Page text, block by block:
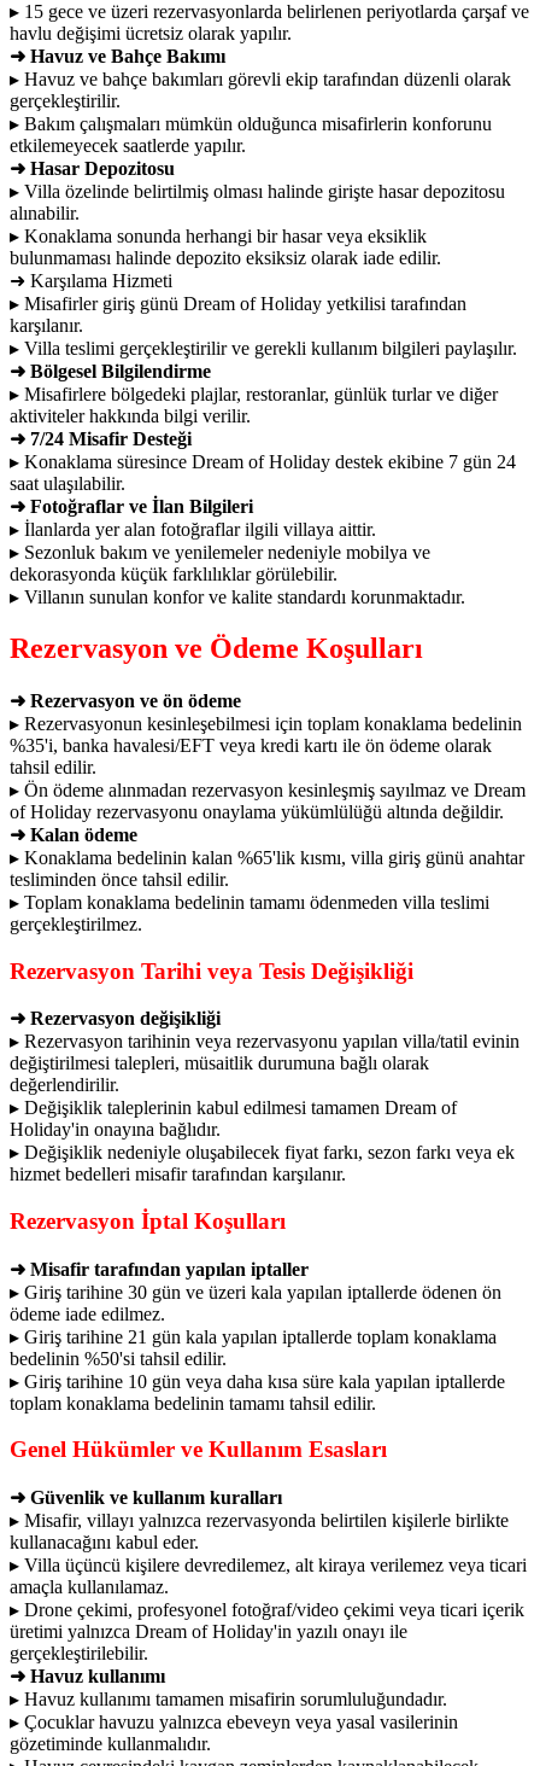
▸ 15 gece ve üzeri rezervasyonlarda belirlenen periyotlarda çarşaf ve
havlu değişimi ücretsiz olarak yapılır.
➜ Havuz ve Bahçe Bakımı
▸ Havuz ve bahçe bakımları görevli ekip tarafından düzenli olarak
gerçekleştirilir.
▸ Bakım çalışmaları mümkün olduğunca misafirlerin konforunu
etkilemeyecek saatlerde yapılır.
➜ Hasar Depozitosu
▸ Villa özelinde belirtilmiş olması halinde girişte hasar depozitosu
alınabilir.
▸ Konaklama sonunda herhangi bir hasar veya eksiklik
bulunmaması halinde depozito eksiksiz olarak iade edilir.
➜ Karşılama Hizmeti
▸ Misafirler giriş günü Dream of Holiday yetkilisi tarafından
karşılanır.
▸ Villa teslimi gerçekleştirilir ve gerekli kullanım bilgileri paylaşılır.
➜ Bölgesel Bilgilendirme
▸ Misafirlere bölgedeki plajlar, restoranlar, günlük turlar ve diğer
aktiviteler hakkında bilgi verilir.
➜ 7/24 Misafir Desteği
▸ Konaklama süresince Dream of Holiday destek ekibine 7 gün 24
saat ulaşılabilir.
➜ Fotoğraflar ve İlan Bilgileri
▸ İlanlarda yer alan fotoğraflar ilgili villaya aittir.
▸ Sezonluk bakım ve yenilemeler nedeniyle mobilya ve
dekorasyonda küçük farklılıklar görülebilir.
▸ Villanın sunulan konfor ve kalite standardı korunmaktadır.
Rezervasyon ve Ödeme Koşulları
➜ Rezervasyon ve ön ödeme
▸ Rezervasyonun kesinleşebilmesi için toplam konaklama bedelinin
%35'i, banka havalesi/EFT veya kredi kartı ile ön ödeme olarak
tahsil edilir.
▸ Ön ödeme alınmadan rezervasyon kesinleşmiş sayılmaz ve Dream
of Holiday rezervasyonu onaylama yükümlülüğü altında değildir.
➜ Kalan ödeme
▸ Konaklama bedelinin kalan %65'lik kısmı, villa giriş günü anahtar
tesliminden önce tahsil edilir.
▸ Toplam konaklama bedelinin tamamı ödenmeden villa teslimi
gerçekleştirilmez.
Rezervasyon Tarihi veya Tesis Değişikliği
➜ Rezervasyon değişikliği
▸ Rezervasyon tarihinin veya rezervasyonu yapılan villa/tatil evinin
değiştirilmesi talepleri, müsaitlik durumuna bağlı olarak
değerlendirilir.
▸ Değişiklik taleplerinin kabul edilmesi tamamen Dream of
Holiday'in onayına bağlıdır.
▸ Değişiklik nedeniyle oluşabilecek fiyat farkı, sezon farkı veya ek
hizmet bedelleri misafir tarafından karşılanır.
Rezervasyon İptal Koşulları
➜ Misafir tarafından yapılan iptaller
▸ Giriş tarihine 30 gün ve üzeri kala yapılan iptallerde ödenen ön
ödeme iade edilmez.
▸ Giriş tarihine 21 gün kala yapılan iptallerde toplam konaklama
bedelinin %50'si tahsil edilir.
▸ Giriş tarihine 10 gün veya daha kısa süre kala yapılan iptallerde
toplam konaklama bedelinin tamamı tahsil edilir.
Genel Hükümler ve Kullanım Esasları
➜ Güvenlik ve kullanım kuralları
▸ Misafir, villayı yalnızca rezervasyonda belirtilen kişilerle birlikte
kullanacağını kabul eder.
▸ Villa üçüncü kişilere devredilemez, alt kiraya verilemez veya ticari
amaçla kullanılamaz.
▸ Drone çekimi, profesyonel fotoğraf/video çekimi veya ticari içerik
üretimi yalnızca Dream of Holiday'in yazılı onayı ile
gerçekleştirilebilir.
➜ Havuz kullanımı
▸ Havuz kullanımı tamamen misafirin sorumluluğundadır.
▸ Çocuklar havuzu yalnızca ebeveyn veya yasal vasilerinin
gözetiminde kullanmalıdır.